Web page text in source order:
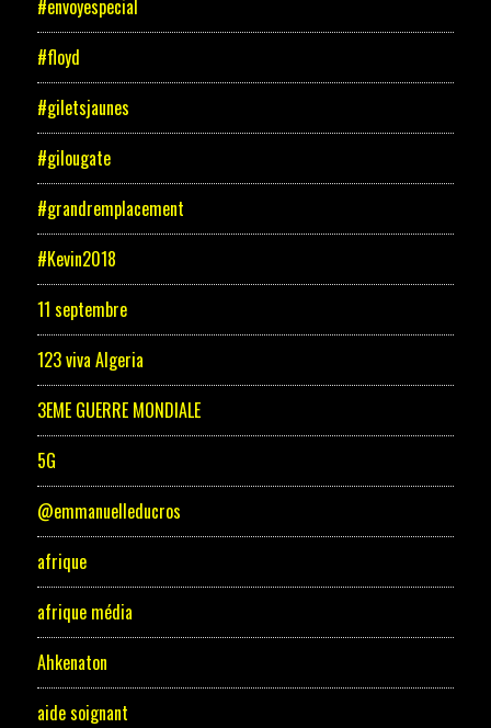
#envoyespecial
#floyd
#giletsjaunes
#gilougate
#grandremplacement
#Kevin2018
11 septembre
123 viva Algeria
3EME GUERRE MONDIALE
5G
@emmanuelleducros
afrique
afrique média
Ahkenaton
aide soignant